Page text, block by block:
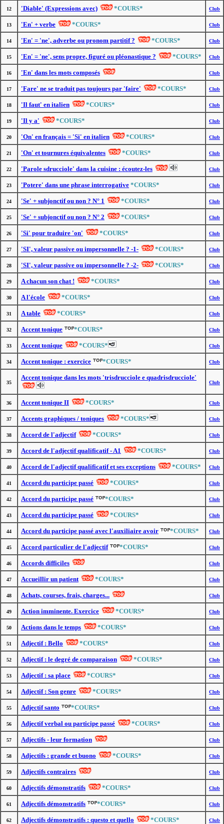
12 'Diable' (Expressions avec) *COURS* Club
13 'En' + verbe *COURS* Club
14 'En' = 'ne', adverbe ou pronom partitif ? *COURS* Club
15 'En' = 'ne', sens propre, figuré ou pléonastique ? *COURS* Club
16 'En' dans les mots composés Club
17 'Fare' ne se traduit pas toujours par 'faire' *COURS* Club
18 'Il faut' en italien *COURS* Club
19 'Il y a' *COURS* Club
20 'On' en français = 'Si' en italien *COURS* Club
21 'On' et tournures équivalentes *COURS* Club
22 'Parole sdrucciole' dans la cuisine : écoutez-les Club
23 'Potere' dans une phrase interrogative *COURS* Club
24 'Se' + subjonctif ou non ? N° 1 *COURS* Club
25 'Se' + subjonctif ou non ? N° 2 *COURS* Club
26 'Si' pour traduire 'on' *COURS* Club
27 'SI', valeur passive ou impersonnelle ? -1- *COURS* Club
28 'SI', valeur passive ou impersonnelle ? -2- *COURS* Club
29 A chacun son chat ! *COURS* Club
30 A l'école *COURS* Club
31 A table *COURS* Club
32 Accent tonique *COURS* Club
33 Accent tonique *COURS* Club
34 Accent tonique : exercice *COURS* Club
35
Accent tonique dans les mots 'trisdrucciole e quadrisdrucciole'
Club
36 Accent tonique II *COURS* Club
37 Accents graphiques / toniques *COURS* Club
38 Accord de l'adjectif *COURS* Club
39 Accord de l'adjectif qualificatif - A1 *COURS* Club
40 Accord de l'adjectif qualificatif et ses exceptions *COURS* Club
41 Accord du participe passé *COURS* Club
42 Accord du participe passé *COURS* Club
43 Accord du participe passé *COURS* Club
44 Accord du participe passé avec l'auxiliaire avoir *COURS* Club
45 Accord particulier de l'adjectif *COURS* Club
46 Accords difficiles Club
47 Accueillir un patient *COURS* Club
48 Achats, courses, frais, charges... Club
49 Action imminente. Exercice *COURS* Club
50 Actions dans le temps *COURS* Club
51 Adjectif : Bello *COURS* Club
52 Adjectif : le degré de comparaison *COURS* Club
53 Adjectif : sa place *COURS* Club
54 Adjectif : Son genre *COURS* Club
55 Adjectif santo *COURS* Club
56 Adjectif verbal ou participe passé *COURS* Club
57 Adjectifs - leur formation Club
58 Adjectifs : grande et buono *COURS* Club
59 Adjectifs contraires Club
60 Adjectifs démonstratifs *COURS* Club
61 Adjectifs démonstratifs *COURS* Club
62 Adjectifs démonstratifs : questo et quello *COURS* Club